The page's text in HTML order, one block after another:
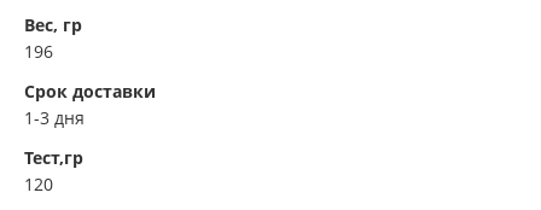
Вес, гр
196
Срок доставки
1-3 дня
Тест,гр
120